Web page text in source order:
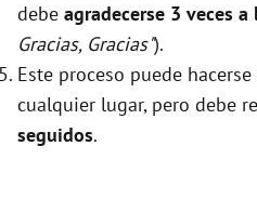
debe agradecerse 3 veces
Gracias, Gracias").
Este proceso puede
cualquier lugar, pero debe
seguidos.